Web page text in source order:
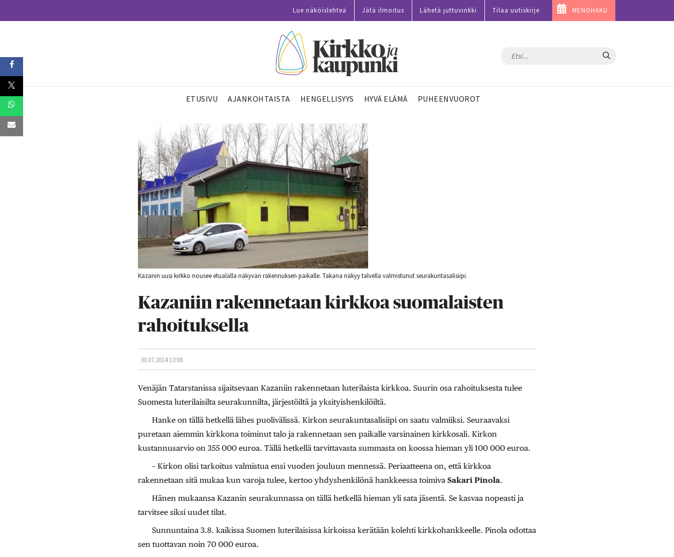
Lue näköislehteä Jätä ilmoitus Lähetä juttuvinkki Tilaa uutiskirje MENOHAKU
Hae
ETUSIVU AJANKOHTAISTA HENGELLISYYS HYVÄ ELÄMÄ PUHEENVUOROT
Kazanin uusi kirkko nousee etualalla näkyvän rakennuksen paikalle. Takana näkyy talvella valmistunut seurakuntasalisiipi.
Kazaniin rakennetaan kirkkoa suomalaisten
rahoituksella
30.07.2014 13:08
Venäjän Tatarstanissa sijaitsevaan Kazaniin rakennetaan luterilaista kirkkoa. Suurin osa rahoituksesta tulee
Suomesta luterilaisilta seurakunnilta, järjestöiltä ja yksityishenkilöiltä.
Hanke on tällä hetkellä lähes puolivälissä. Kirkon seurakuntasalisiipi on saatu valmiiksi. Seuraavaksi
puretaan aiemmin kirkkona toiminut talo ja rakennetaan sen paikalle varsinainen kirkkosali. Kirkon
kustannusarvio on 355 000 euroa. Tällä hetkellä tarvittavasta summasta on koossa hieman yli 100 000 euroa.
– Kirkon olisi tarkoitus valmistua ensi vuoden jouluun mennessä. Periaatteena on, että kirkkoa
rakennetaan sitä mukaa kun varoja tulee, kertoo yhdyshenkilönä hankkeessa toimiva Sakari Pinola.
Hänen mukaansa Kazanin seurakunnassa on tällä hetkellä hieman yli sata jäsentä. Se kasvaa nopeasti ja
tarvitsee siksi uudet tilat.
Sunnuntaina 3.8. kaikissa Suomen luterilaisissa kirkoissa kerätään kolehti kirkkohankkeelle. Pinola odottaa
sen tuottavan noin 70 000 euroa.